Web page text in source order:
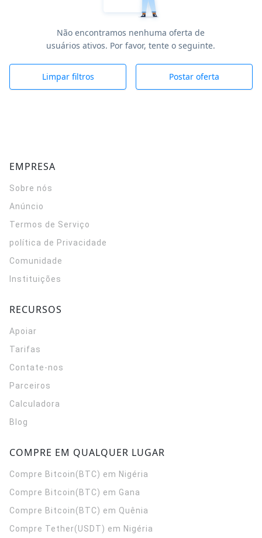
Não encontramos nenhuma oferta de
usuários ativos. Por favor, tente o seguinte.
Limpar filtros Postar oferta
EMPRESA
Sobre nós
Anúncio
Termos de Serviço
política de Privacidade
Comunidade
Instituições
RECURSOS
Apoiar
Tarifas
Contate-nos
Parceiros
Calculadora
Blog
COMPRE EM QUALQUER LUGAR
Compre Bitcoin(BTC) em Nigéria
Compre Bitcoin(BTC) em Gana
Compre Bitcoin(BTC) em Quênia
Compre Tether(USDT) em Nigéria